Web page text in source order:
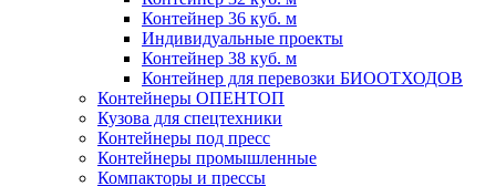
Контейнер 36 куб. м
Индивидуальные проекты
Контейнер 38 куб. м
Контейнер для перевозки БИООТХОДОВ
Контейнеры ОПЕНТОП
Кузова для спецтехники
Контейнеры под пресс
Контейнеры промышленные
Компакторы и прессы